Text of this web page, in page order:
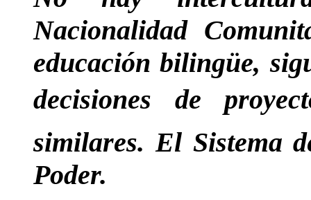
Nacionalidad
educación bilingüe,
decisiones de
similares. El Sistema
Poder.